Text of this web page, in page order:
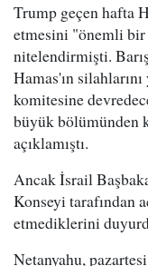
Trump geçen hafta
etmesini "önemli bir
nitelendirmişti.
Hamas'ın
komitesine
büyük bölümünden
açıklamıştı.
Ancak İsrail
Konseyi tarafından
etmediklerini
Netanyahu,